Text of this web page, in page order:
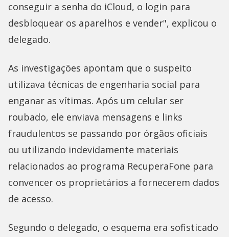
conseguir a senha do iCloud, o login para
desbloquear os aparelhos e vender", explicou o
delegado.
As investigações apontam que o suspeito
utilizava técnicas de engenharia social para
enganar as vítimas. Após um celular ser
roubado, ele enviava mensagens e links
fraudulentos se passando por órgãos oficiais
ou utilizando indevidamente materiais
relacionados ao programa RecuperaFone para
convencer os proprietários a fornecerem dados
de acesso.
Segundo o delegado, o esquema era sofisticado